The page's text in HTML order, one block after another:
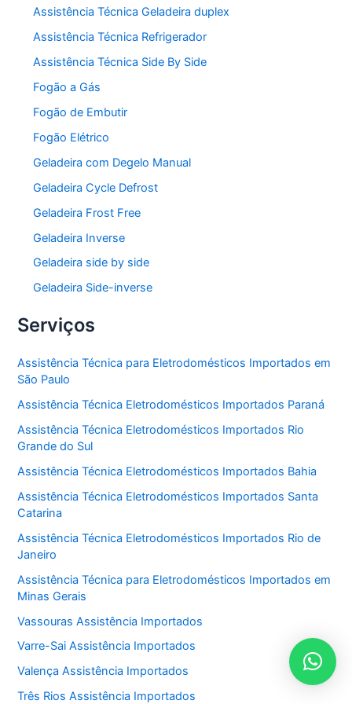
Assistência Técnica Geladeira duplex
Assistência Técnica Refrigerador
Assistência Técnica Side By Side
Fogão a Gás
Fogão de Embutir
Fogão Elétrico
Geladeira com Degelo Manual
Geladeira Cycle Defrost
Geladeira Frost Free
Geladeira Inverse
Geladeira side by side
Geladeira Side-inverse
Serviços
Assistência Técnica para Eletrodomésticos Importados em
São Paulo
Assistência Técnica Eletrodomésticos Importados Paraná
Assistência Técnica Eletrodomésticos Importados Rio
Grande do Sul
Assistência Técnica Eletrodomésticos Importados Bahia
Assistência Técnica Eletrodomésticos Importados Santa
Catarina
Assistência Técnica Eletrodomésticos Importados Rio de
Janeiro
Assistência Técnica para Eletrodomésticos Importados em
Minas Gerais
Vassouras Assistência Importados
Varre-Sai Assistência Importados
Valença Assistência Importados
Três Rios Assistência Importados